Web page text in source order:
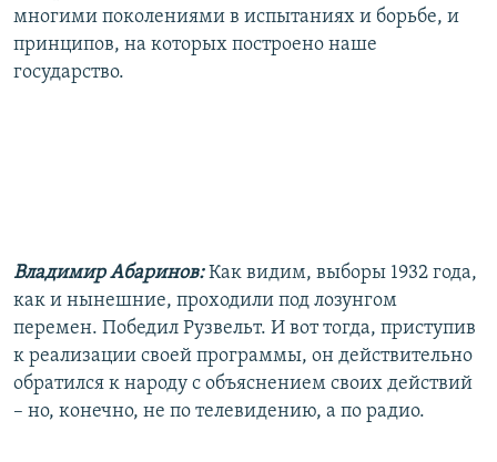
многими поколениями в испытаниях и борьбе, и
принципов, на которых построено наше
государство.
Владимир Абаринов:Как видим, выборы 1932 года,
как и нынешние, проходили под лозунгом
перемен. Победил Рузвельт. И вот тогда, приступив
к реализации своей программы, он действительно
обратился к народу с объяснением своих действий
– но, конечно, не по телевидению, а по радио.